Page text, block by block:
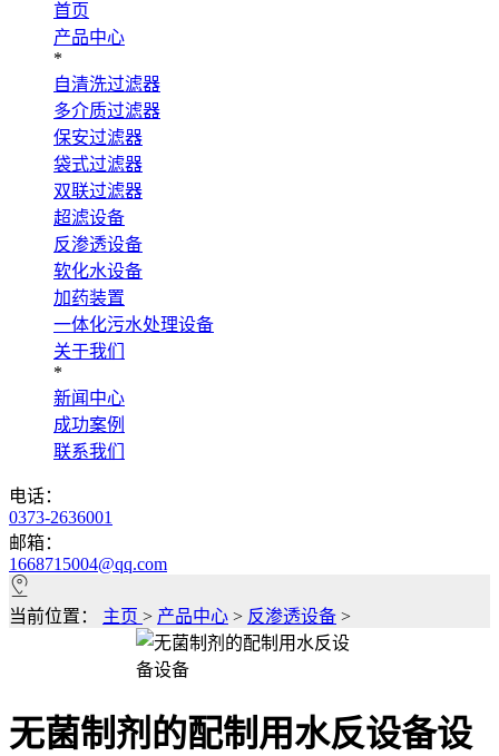
首页
产品中心
*
自清洗过滤器
多介质过滤器
保安过滤器
袋式过滤器
双联过滤器
超滤设备
反渗透设备
软化水设备
加药装置
一体化污水处理设备
关于我们
*
新闻中心
成功案例
联系我们
电话：
0373-2636001
邮箱：
1668715004@qq.com
当前位置： 主页 > 产品中心 > 反渗透设备 >
无菌制剂的配制用水反设备设